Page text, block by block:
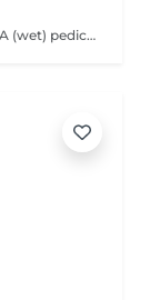
Our TOP nail technician offer both DRY and SPA (wet) pedicure. So you can choose the format that suits you best.